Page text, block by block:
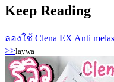
Keep Reading
ลองใช้ Clena EX Anti
>>laywa